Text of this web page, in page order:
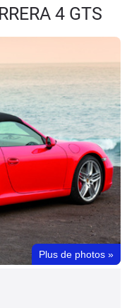
4 GTS
Plus de photos »